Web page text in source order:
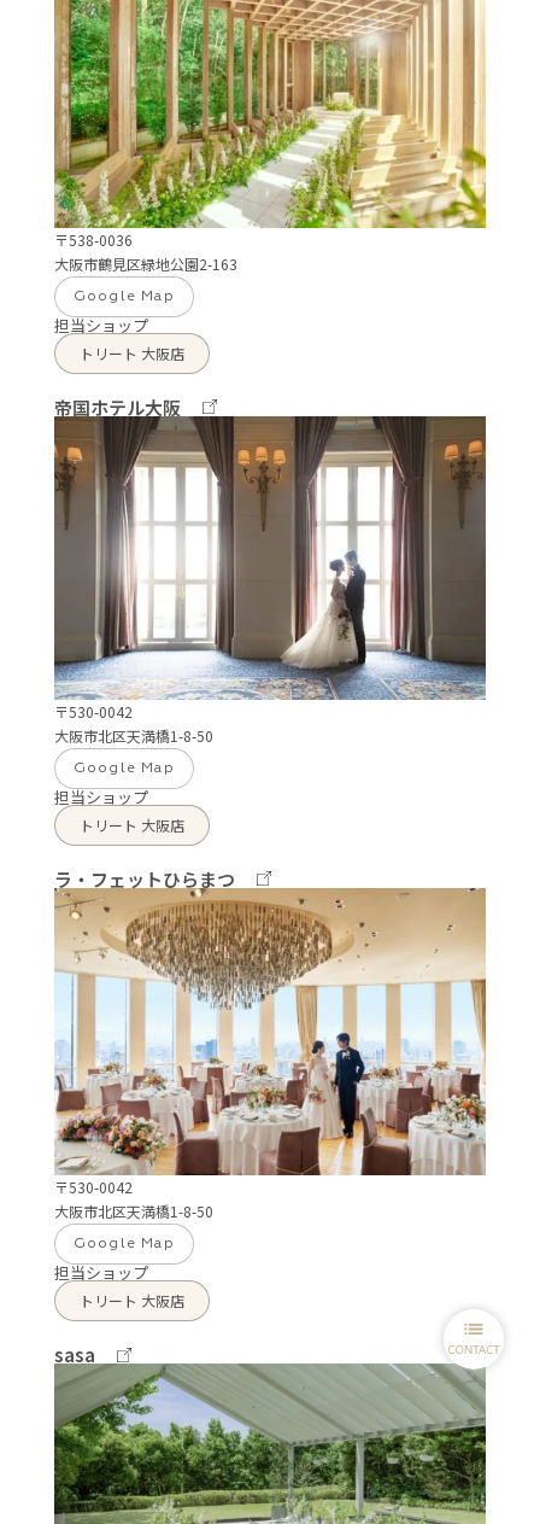
〒538-0036
大阪市鶴見区緑地公園2-163
Google Map
担当ショップ
トリート 大阪店
帝国ホテル大阪
〒530-0042
大阪市北区天満橋1-8-50
Google Map
担当ショップ
トリート 大阪店
ラ・フェットひらまつ
〒530-0042
大阪市北区天満橋1-8-50
Google Map
担当ショップ
トリート 大阪店
sasa